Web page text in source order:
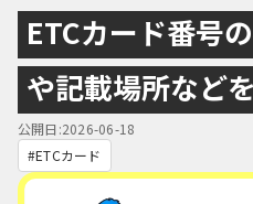
ETCカード番号
や記載場所など
公開日:2026-06-18
ETCカード